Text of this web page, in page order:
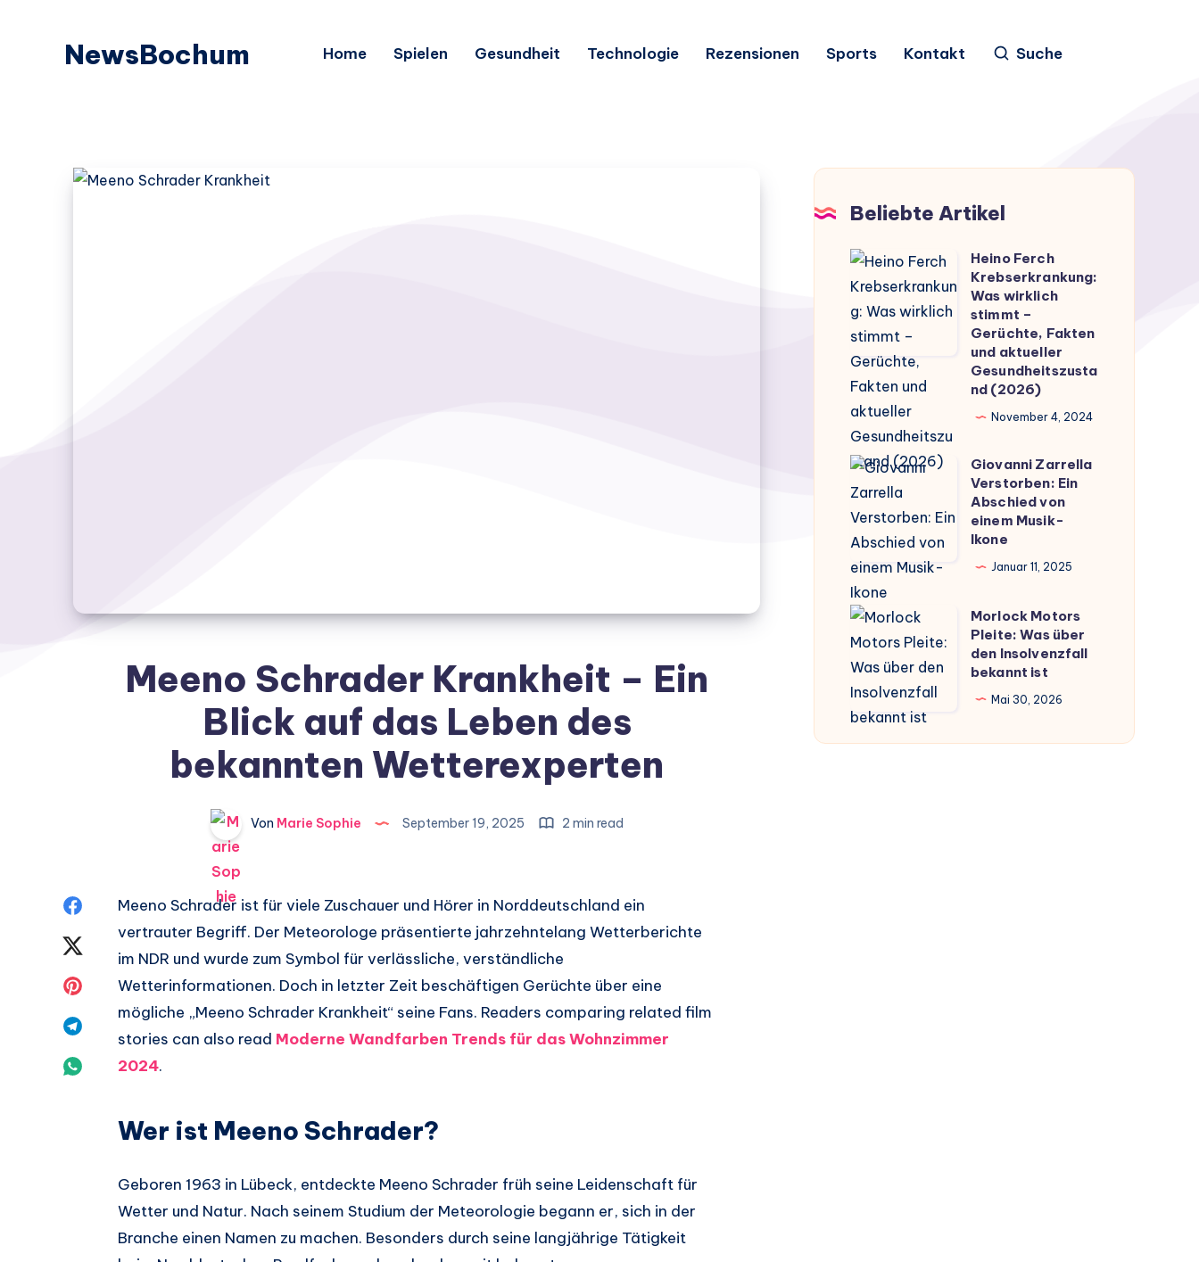
NewsBochum Home Spielen Gesundheit Technologie Rezensionen Sports Kontakt Suche
Meeno Schrader Krankheit – Ein
Blick auf das Leben des
bekannten Wetterexperten
Von Marie Sophie September 19, 2025 2 min read
Facebook
teilen.
Twitter
teilen.
Pinterest
teilen.
Telegram
teilen.
Meeno Schrader ist für viele Zuschauer und Hörer in Norddeutschland ein
vertrauter Begriff. Der Meteorologe präsentierte jahrzehntelang Wetterberichte
im NDR und wurde zum Symbol für verlässliche, verständliche
Wetterinformationen. Doch in letzter Zeit beschäftigen Gerüchte über eine
mögliche „Meeno Schrader Krankheit“ seine Fans. Readers comparing related film
stories can also read Moderne Wandfarben Trends für das Wohnzimmer
2024.
Wer ist Meeno Schrader?
Geboren 1963 in Lübeck, entdeckte Meeno Schrader früh seine Leidenschaft für
Wetter und Natur. Nach seinem Studium der Meteorologie begann er, sich in der
Branche einen Namen zu machen. Besonders durch seine langjährige Tätigkeit
Beliebte Artikel
Heino
Ferch
Krebserkrankung:
Was
wirklich
stimmt
–
Gerüchte,
Fakten
und
aktueller
Gesundheitszustand
(2026)
Heino Ferch
Krebserkrankung:
Was wirklich
stimmt –
Gerüchte, Fakten
und aktueller
Gesundheitszusta
nd (2026)
November 4, 2024
Giovanni
Zarrella
Verstorben:
Ein
Abschied
von
einem
Musik-
Ikone
Giovanni Zarrella
Verstorben: Ein
Abschied von
einem Musik-
Ikone
Januar 11, 2025
Morlock
Motors
Pleite:
Was
über
den
Morlock Motors
Pleite: Was über
den Insolvenzfall
bekannt ist
Mai 30, 2026